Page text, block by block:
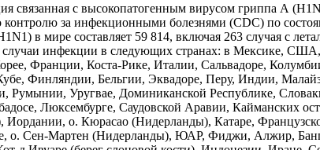
связанная с высокопатогенным вирусом гриппа А
за инфекционными болезнями (CDC) по
в мире составляет 59 814, включая 263 случая с
случаи инфекции в следующих странах: в Мексике,
Франции, Коста-Рике, Италии, Сальвадоре,
Финляндии, Бельгии, Эквадоре, Перу, Индии,
Румынии, Уругвае, Доминиканской Республике,
Люксембурге, Саудовской Аравии, Кайманских
о. Кюрасао (Нидерланды), Катаре,
Сен-Мартен (Нидерланды), ЮАР, Фиджи, Алжир,